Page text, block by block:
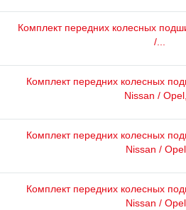
Комплект передних колесных
/...
Комплект передних колесных
Nissan /
Комплект передних колесных
Nissan /
Комплект передних колесных
Nissan /